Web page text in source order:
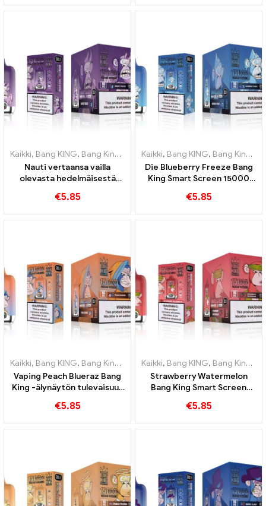
Kaikki, Bang KING, Bang King Smart Screen 15000 Pullistaa ,
Nauti vertaansa vailla
olevasta hedelmäisestä
Grape Jelly Bang King Smart
€5.85
Kaikki, Bang KING, Bang King Smart Screen 15000 Pullistaa
Die Blueberry Freeze Bang
King Smart Screen 15000
€5.85
Kaikki, Bang KING, Bang King Smart Screen 15000 Pullistaa ,
Vaping Peach Blueraz Bang
King -älynäytön tulevaisuus
€5.85
Kaikki, Bang KING, Bang King Smart Screen 15000 Pullistaa
Strawberry Watermelon
Bang King Smart Screen
rentouttavasta nautinnosta
€5.85